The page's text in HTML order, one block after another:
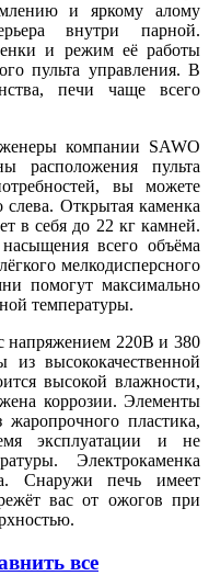
и яркому алому
внутри парной.
и режим её работы
пульта управления. В
печи чаще всего
компании SAWO
расположения пульта
вы можете
слева. Открытая каменка
в себя до 22 кг камней.
всего объёма
мелкодисперсного
помогут максимально
температуры.
напряжением 220В и 380
высококачественной
высокой влажности,
коррозии. Элементы
жаропрочного пластика,
эксплуатации и не
Электрокаменка
Снаружи печь имеет
вас от ожогов при
все